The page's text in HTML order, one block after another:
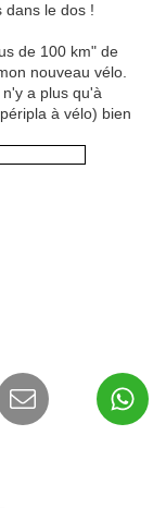
dans le dos !
de 100 km" de
nouveau vélo.
a plus qu'à
à vélo) bien